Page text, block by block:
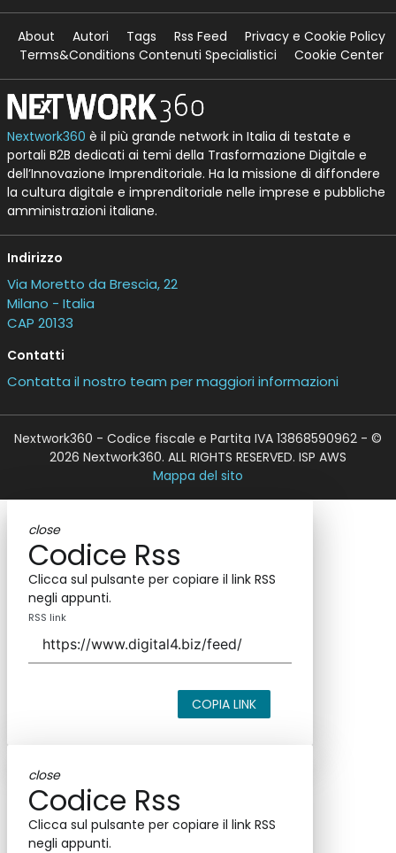
About Autori Tags Rss Feed
Privacy e Cookie Policy
Terms&Conditions Contenuti Specialistici
Cookie Center
Nextwork360 è il più grande network in Italia di testate e
portali B2B dedicati ai temi della Trasformazione Digitale e
dell’Innovazione Imprenditoriale. Ha la missione di diffondere
la cultura digitale e imprenditoriale nelle imprese e pubbliche
amministrazioni italiane.
Indirizzo
Via Moretto da Brescia, 22
Milano - Italia
CAP 20133
Contatti
Contatta il nostro team per maggiori informazioni
Nextwork360 - Codice fiscale e Partita IVA 13868590962 - ©
2026 Nextwork360. ALL RIGHTS RESERVED. ISP AWS
Mappa del sito
close
Codice Rss
Clicca sul pulsante per copiare il link RSS
negli appunti.
RSS link
COPIA LINK
close
Codice Rss
Clicca sul pulsante per copiare il link RSS
negli appunti.